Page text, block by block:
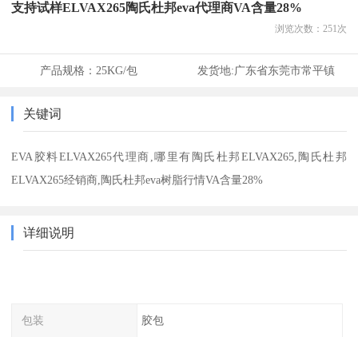
支持试样ELVAX265陶氏杜邦eva代理商VA含量28%
浏览次数： 251次
产品规格： 25KG/包 发货地:广东省东莞市常平镇
关键词
EVA胶料ELVAX265代理商,哪里有陶氏杜邦ELVAX265,陶氏杜邦
ELVAX265经销商,陶氏杜邦eva树脂行情VA含量28%
详细说明
包装 胶包